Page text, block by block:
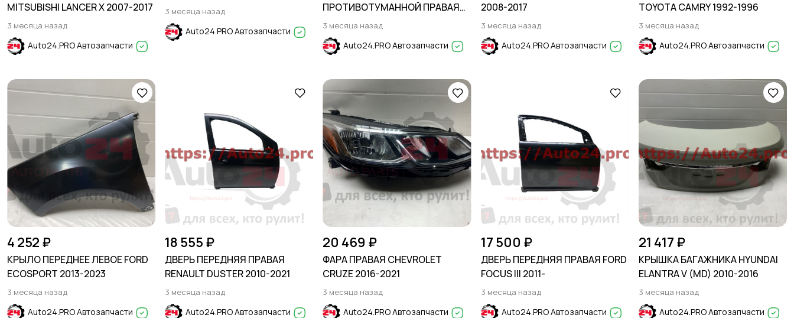
MITSUBISHI LANCER X 2007-2017
3 месяца назад
Auto24.PRO Автозапчасти
3 месяца назад
Auto24.PRO Автозапчасти
ПРОТИВОТУМАННОЙ ПРАВАЯ
HONDA ACCORD X 2020-2023
3 месяца назад
Auto24.PRO Автозапчасти
2008-2017
3 месяца назад
Auto24.PRO Автозапчасти
TOYOTA CAMRY 1992-1996
3 месяца назад
Auto24.PRO Автозапчасти
4 252 ₽
КРЫЛО ПЕРЕДНЕЕ ЛЕВОЕ FORD
ECOSPORT 2013-2023
3 месяца назад
Auto24.PRO Автозапчасти
18 555 ₽
ДВЕРЬ ПЕРЕДНЯЯ ПРАВАЯ
RENAULT DUSTER 2010-2021
3 месяца назад
Auto24.PRO Автозапчасти
20 469 ₽
ФАРА ПРАВАЯ CHEVROLET
CRUZE 2016-2021
3 месяца назад
Auto24.PRO Автозапчасти
17 500 ₽
ДВЕРЬ ПЕРЕДНЯЯ ПРАВАЯ FORD
FOCUS III 2011-
3 месяца назад
Auto24.PRO Автозапчасти
21 417 ₽
КРЫШКА БАГАЖНИКА HYUNDAI
ELANTRA V (MD) 2010-2016
3 месяца назад
Auto24.PRO Автозапчасти